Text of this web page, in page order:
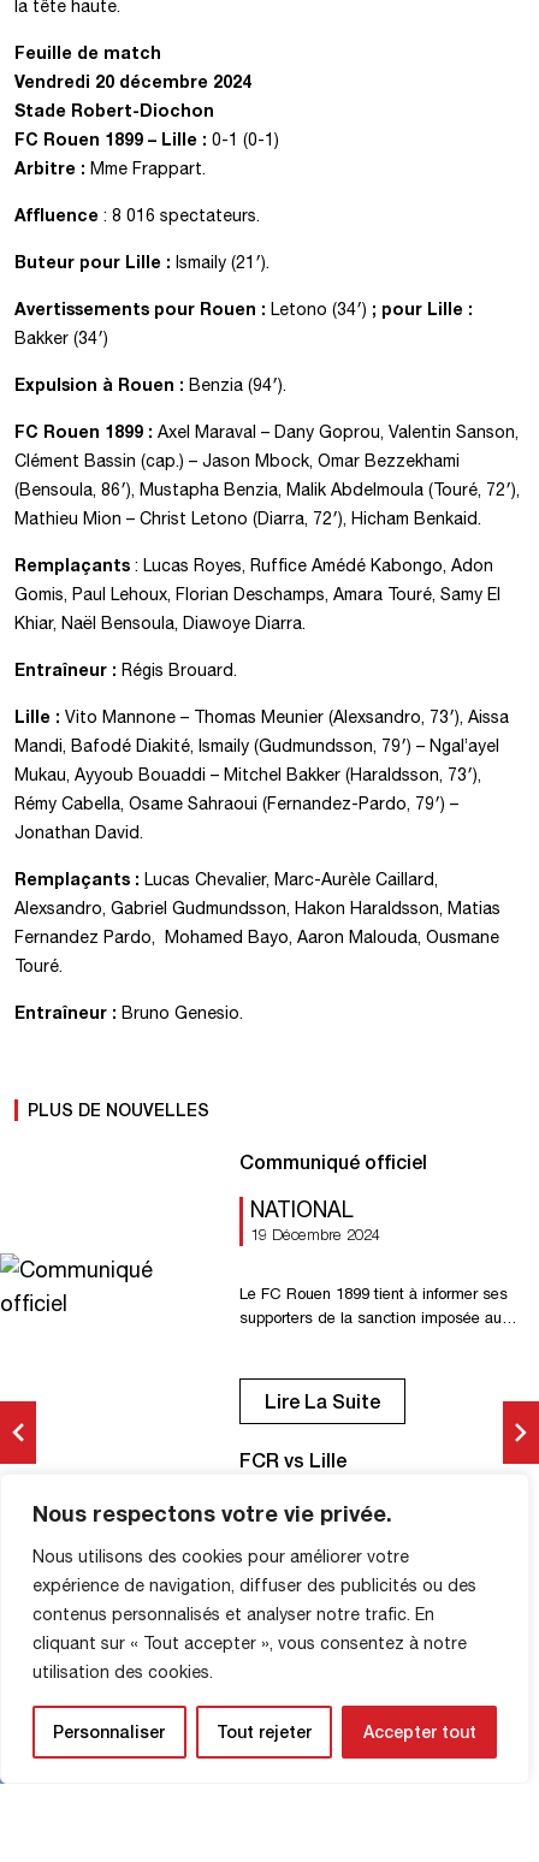
Nous respectons votre vie privée.
Nous utilisons des cookies pour améliorer votre
expérience de navigation, diffuser des publicités ou des
contenus personnalisés et analyser notre trafic. En
cliquant sur « Tout accepter », vous consentez à notre
utilisation des cookies.
Personnaliser Tout rejeter Accepter tout
la tête haute.
Feuille de match
Vendredi 20 décembre 2024
Stade Robert-Diochon
FC Rouen 1899 – Lille : 0-1 (0-1)
Arbitre : Mme Frappart.
Affluence : 8 016 spectateurs.
Buteur pour Lille : Ismaily (21′).
Avertissements pour Rouen : Letono (34′) ; pour Lille :
Bakker (34′)
Expulsion à Rouen : Benzia (94′).
FC Rouen 1899 : Axel Maraval – Dany Goprou, Valentin Sanson,
Clément Bassin (cap.) – Jason Mbock, Omar Bezzekhami
(Bensoula, 86′), Mustapha Benzia, Malik Abdelmoula (Touré, 72′),
Mathieu Mion – Christ Letono (Diarra, 72′), Hicham Benkaid.
Remplaçants : Lucas Royes, Ruffice Amédé Kabongo, Adon
Gomis, Paul Lehoux, Florian Deschamps, Amara Touré, Samy El
Khiar, Naël Bensoula, Diawoye Diarra.
Entraîneur : Régis Brouard.
Lille : Vito Mannone – Thomas Meunier (Alexsandro, 73′), Aissa
Mandi, Bafodé Diakité, Ismaily (Gudmundsson, 79′) – Ngal’ayel
Mukau, Ayyoub Bouaddi – Mitchel Bakker (Haraldsson, 73′),
Rémy Cabella, Osame Sahraoui (Fernandez-Pardo, 79′) –
Jonathan David.
Remplaçants : Lucas Chevalier, Marc-Aurèle Caillard,
Alexsandro, Gabriel Gudmundsson, Hakon Haraldsson, Matias
Fernandez Pardo, Mohamed Bayo, Aaron Malouda, Ousmane
Touré.
Entraîneur : Bruno Genesio.
PLUS DE NOUVELLES
Communiqué officiel
NATIONAL
19 Décembre 2024
Le FC Rouen 1899 tient à informer ses
supporters de la sanction imposée au
face au Mans se jouera pour le moment
à huis clos. Le club prévoit de consulter
son service juridique pour examiner la
Lire La Suite
FCR vs Lille
L’OEIL DE BERNARD
21 Décembre 2024
Lire La Suite
Instagram : gagnez une voiture
FC Rouen !